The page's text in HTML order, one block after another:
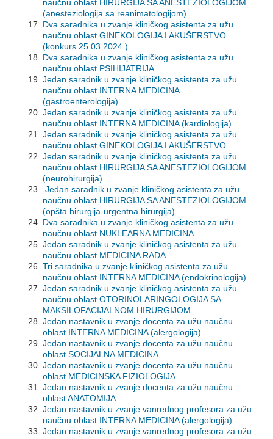
naučnu oblast HIRURGIJA SA ANESTEZIOLOGIJOM
(anesteziologija sa reanimatologijom)
Dva saradnika u zvanje kliničkog asistenta za užu
naučnu oblast GINEKOLOGIJA I AKUŠERSTVO
(konkurs 25.03.2024.)
Dva saradnika u zvanje kliničkog asistenta za užu
naučnu oblast PSIHIJATRIJA
Jedan saradnik u zvanje kliničkog asistenta za užu
naučnu oblast INTERNA MEDICINA
(gastroenterologija)
Jedan saradnik u zvanje kliničkog asistenta za užu
naučnu oblast INTERNA MEDICINA (kardiologija)
Jedan saradnik u zvanje kliničkog asistenta za užu
naučnu oblast GINEKOLOGIJA I AKUŠERSTVO
Jedan saradnik u zvanje kliničkog asistenta za užu
naučnu oblast HIRURGIJA SA ANESTEZIOLOGIJOM
(neurohirurgija)
Jedan saradnik u zvanje kliničkog asistenta za užu
naučnu oblast HIRURGIJA SA ANESTEZIOLOGIJOM
(opšta hirurgija-urgentna hirurgija)
Dva saradnika u zvanje kliničkog asistenta za užu
naučnu oblast NUKLEARNA MEDICINA
Jedan saradnik u zvanje kliničkog asistenta za užu
naučnu oblast MEDICINA RADA
Tri saradnika u zvanje kliničkog asistenta za užu
naučnu oblast INTERNA MEDICINA (endokrinologija)
Jedan saradnik u zvanje kliničkog asistenta za užu
naučnu oblast OTORINOLARINGOLOGIJA SA
MAKSILOFACIJALNOM HIRURGIJOM
Jedan nastavnik u zvanje docenta za užu naučnu
oblast INTERNA MEDICINA (alergologija)
Jedan nastavnik u zvanje docenta za užu naučnu
oblast SOCIJALNA MEDICINA
Jedan nastavnik u zvanje docenta za užu naučnu
oblast MEDICINSKA FIZIOLOGIJA
Jedan nastavnik u zvanje docenta za užu naučnu
oblast ANATOMIJA
Jedan nastavnik u zvanje vanrednog profesora za užu
naučnu oblast INTERNA MEDICINA (alergologija)
Jedan nastavnik u zvanje vanrednog profesora za užu